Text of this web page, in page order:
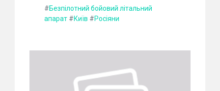
#Безпілотний бойовий літальний
апарат #Київ #Росіяни